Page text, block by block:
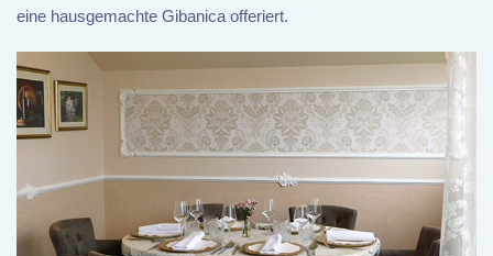
eine hausgemachte Gibanica offeriert.